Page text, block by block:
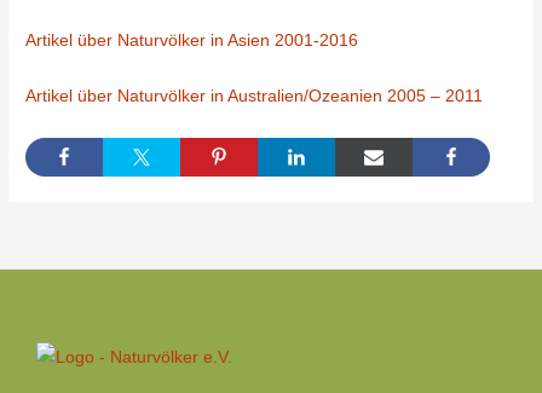
Artikel über Naturvölker in Asien 2001-2016
Artikel über Naturvölker in Australien/Ozeanien 2005 – 2011